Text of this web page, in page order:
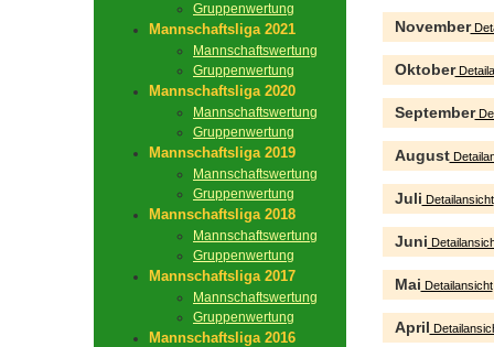
Gruppenwertung
Mannschaftsliga 2021
Mannschaftswertung
Gruppenwertung
Mannschaftsliga 2020
Mannschaftswertung
Gruppenwertung
Mannschaftsliga 2019
Mannschaftswertung
Gruppenwertung
Mannschaftsliga 2018
Mannschaftswertung
Gruppenwertung
Mannschaftsliga 2017
Mannschaftswertung
Gruppenwertung
Mannschaftsliga 2016
November
Oktober
September
August
Juli Detailansicht
Juni
Mai Detailansicht
April